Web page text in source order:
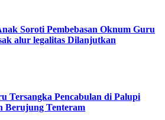
Soroti Pembebasan Oknum Guru
alur legalitas Dilanjutkan
Tersangka Pencabulan di Palupi
Berujung Tenteram